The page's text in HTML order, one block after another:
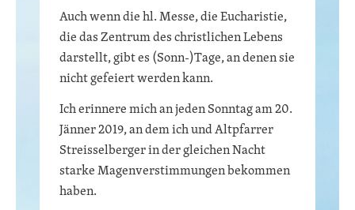
Auch wenn die hl. Messe, die Eucharistie,
die das Zentrum des christlichen Lebens
darstellt, gibt es (Sonn-)Tage, an denen sie
nicht gefeiert werden kann.
Ich erinnere mich an jeden Sonntag am 20.
Jänner 2019, an dem ich und Altpfarrer
Streisselberger in der gleichen Nacht
starke Magenverstimmungen bekommen
haben.